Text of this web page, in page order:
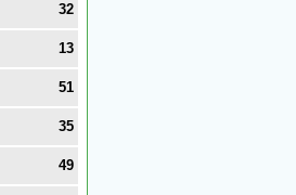
32
13
51
35
49